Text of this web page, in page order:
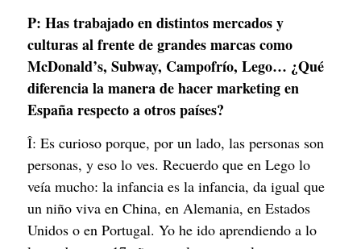
P: Has trabajado en distintos mercados y
culturas al frente de grandes marcas como
McDonald’s, Subway, Campofrío, Lego… ¿Qué
diferencia la manera de hacer marketing en
España respecto a otros países?
Î: Es curioso porque, por un lado, las personas son
personas, y eso lo ves. Recuerdo que en Lego lo
veía mucho: la infancia es la infancia, da igual que
un niño viva en China, en Alemania, en Estados
Unidos o en Portugal. Yo he ido aprendiendo a lo